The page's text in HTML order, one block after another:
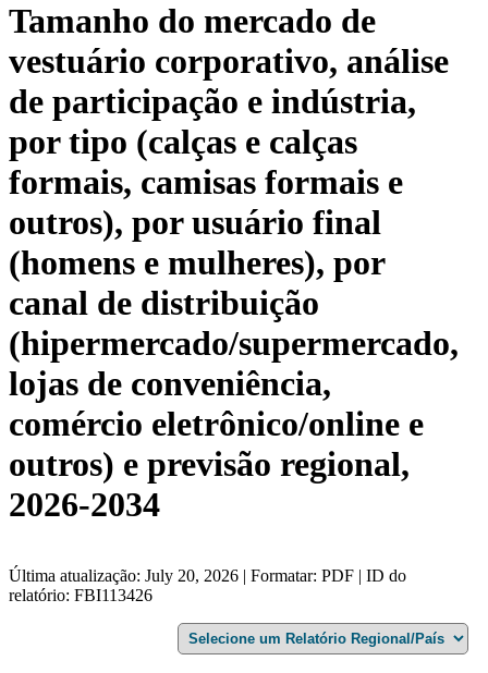
Tamanho do mercado de
vestuário corporativo, análise
de participação e indústria,
por tipo (calças e calças
formais, camisas formais e
outros), por usuário final
(homens e mulheres), por
canal de distribuição
(hipermercado/supermercado,
lojas de conveniência,
comércio eletrônico/online e
outros) e previsão regional,
2026-2034
Última atualização: July 20, 2026 | Formatar: PDF | ID do
relatório: FBI113426